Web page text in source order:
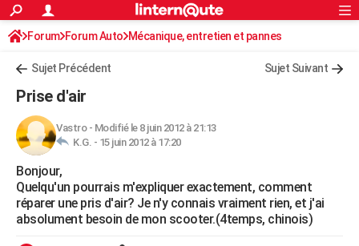
ACTUALITÉS
Politique
Société
Faits Divers
Education
Monde
Villes
+
FINANCE
Retraite
Impôts
Epargne
Immobilier
Risques naturels par ville
Banque
Assurance
Crédit
AUTO
Essais
Réserver un essai
Citadines
Berlines
SUV
Forum auto
+HIGH-TECH
Mobiles
Meilleur smartphone
Internet
Ordinateurs
Jeux vidéo
Guide high-tech
+BRICOLAGE
Forum
Aménagement intérieur
Extérieur
Cuisine
Salle de bains
Jardinage
Rangement
Rechercher
S'inscrire
Connexion
Forum Forum Auto Mécanique, entretien et pannes
Sujet Précédent Sujet Suivant
Prise d'air
Vastro- Modifié le 8 juin 2012 à 21:13
K.G. - 15 juin 2012 à 17:20
Bonjour,
Quelqu'un pourrais m'expliquer exactement, comment
réparer une pris d'air? Je n'y connais vraiment rien, et j'ai
absolument besoin de mon scooter.(4temps, chinois)